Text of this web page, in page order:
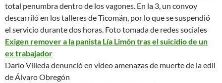
total penumbra dentro de los vagones. En la 3, un convoy
descarriló en los talleres de Ticomán, por lo que se suspendió
el servicio durante dos horas. Foto tomada de redes sociales
Exigen remover a la panista Lía Limón tras el suicidio de un
ex trabajador
Darío Villeda denunció en video amenazas de muerte de la edil
de Álvaro Obregón